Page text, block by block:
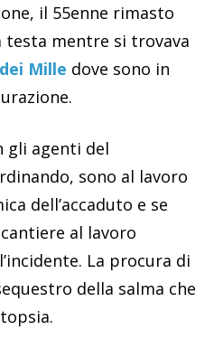
il 55enne rimasto
mentre si trovava
Mille dove sono in
gli agenti del
sono al lavoro
dell’accaduto e se
al lavoro
La procura di
della salma che